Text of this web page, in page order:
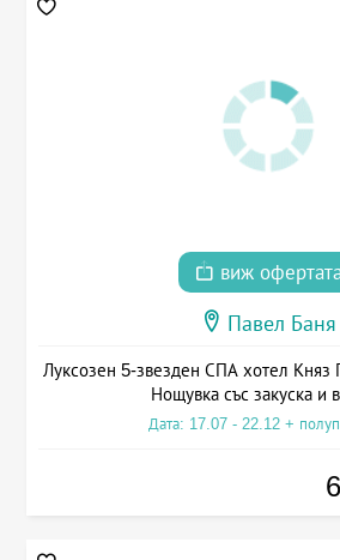
виж
Павел Баня
Луксозен 5-звезден СПА хотел Княз
Нощувка със закуска и
Дата: 17.07 - 22.12 +